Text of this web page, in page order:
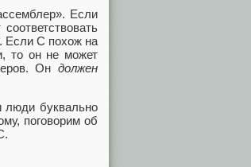
Если
Если C похож на
то он не может
Он должен
люди буквально
поговорим об